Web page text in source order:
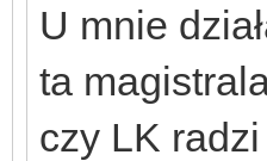
U mnie
ta
czy LK